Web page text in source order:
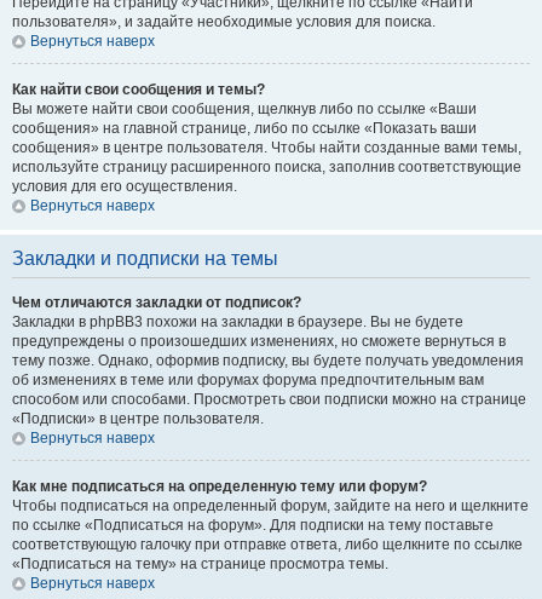
пользователя», и задайте необходимые условия для поиска.
Вернуться наверх
Как найти свои сообщения и темы?
Вы можете найти свои сообщения, щелкнув либо по ссылке «Ваши
сообщения» на главной странице, либо по ссылке «Показать ваши
сообщения» в центре пользователя. Чтобы найти созданные вами темы,
используйте страницу расширенного поиска, заполнив соответствующие
условия для его осуществления.
Вернуться наверх
Закладки и подписки на темы
Чем отличаются закладки от подписок?
Закладки в phpBB3 похожи на закладки в браузере. Вы не будете
предупреждены о произошедших изменениях, но сможете вернуться в
тему позже. Однако, оформив подписку, вы будете получать уведомления
об изменениях в теме или форумах форума предпочтительным вам
способом или способами. Просмотреть свои подписки можно на странице
«Подписки» в центре пользователя.
Вернуться наверх
Как мне подписаться на определенную тему или форум?
Чтобы подписаться на определенный форум, зайдите на него и щелкните
по ссылке «Подписаться на форум». Для подписки на тему поставьте
соответствующую галочку при отправке ответа, либо щелкните по ссылке
«Подписаться на тему» на странице просмотра темы.
Вернуться наверх